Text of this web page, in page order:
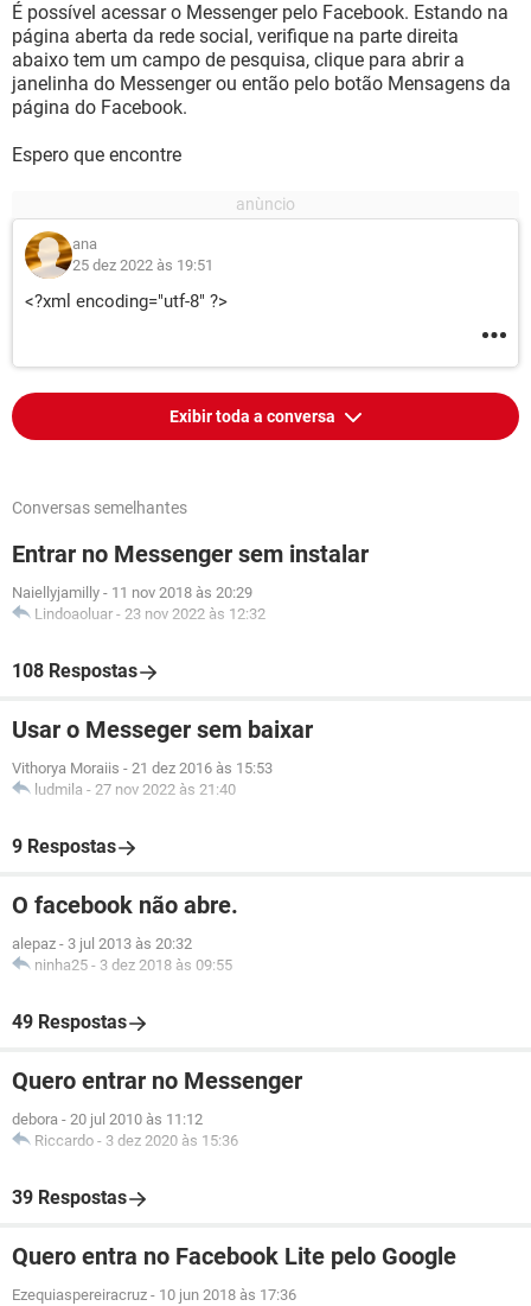
É possível acessar o Messenger pelo Facebook. Estando na
página aberta da rede social, verifique na parte direita
abaixo tem um campo de pesquisa, clique para abrir a
janelinha do Messenger ou então pelo botão Mensagens da
página do Facebook.
Espero que encontre
ana
25 dez 2022 às 19:51
<?xml encoding="utf-8" ?>
Exibir toda a conversa
Conversas semelhantes
Entrar no Messenger sem instalar
Naiellyjamilly - 11 nov 2018 às 20:29
Lindoaoluar - 23 nov 2022 às 12:32
108 Respostas
Usar o Messeger sem baixar
Vithorya Moraiis - 21 dez 2016 às 15:53
ludmila - 27 nov 2022 às 21:40
9 Respostas
O facebook não abre.
alepaz - 3 jul 2013 às 20:32
ninha25 - 3 dez 2018 às 09:55
49 Respostas
Quero entrar no Messenger
debora - 20 jul 2010 às 11:12
Riccardo - 3 dez 2020 às 15:36
39 Respostas
Quero entra no Facebook Lite pelo Google
Ezequiaspereiracruz - 10 jun 2018 às 17:36